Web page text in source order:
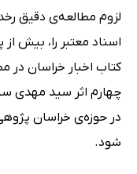
لزوم مطالعه‌ی دقیق
اسناد معتبر را، بیش
کتاب اخبار خراسان در
چهارم اثر سید مهدی
در حوزه‌ی خراسان
شود.